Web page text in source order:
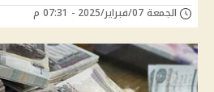
الجمعة 07/فبراير/2025 - 07:31 م